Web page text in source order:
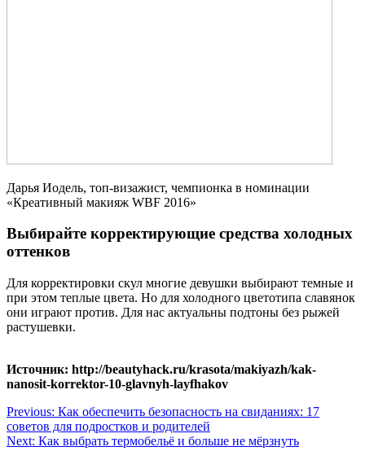
Дарья Иодель, топ-визажист, чемпионка в номинации
«Креативный макияж WBF 2016»
Выбирайте корректирующие средства холодных
оттенков
Для корректировки скул многие девушки выбирают темные и
при этом теплые цвета. Но для холодного цветотипа славянок
они играют против. Для нас актуальны подтоны без рыжей
растушевки.
Источник: http://beautyhack.ru/krasota/makiyazh/kak-
nanosit-korrektor-10-glavnyh-layfhakov
Навигация
по
Previous: Как обеспечить безопасность на свиданиях: 17
советов для подростков и родителей
Next: Как выбрать термобельё и больше не мёрзнуть